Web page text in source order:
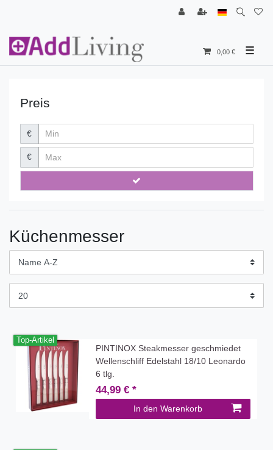
0,00 € ☰
Preis
€
€
Küchenmesser
Top-Artikel
PINTINOX Steakmesser geschmiedet
Wellenschliff Edelstahl 18/10 Leonardo
6 tlg.
44,99 € *
In den Warenkorb